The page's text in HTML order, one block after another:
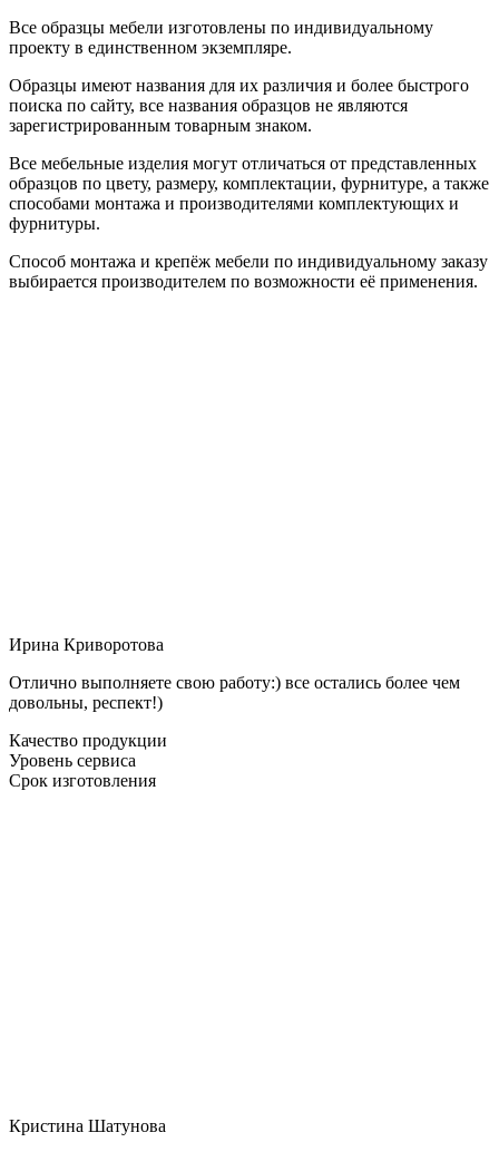
Все образцы мебели изготовлены по индивидуальному
проекту в единственном экземпляре.
Образцы имеют названия для их различия и более быстрого
поиска по сайту, все названия образцов не являются
зарегистрированным товарным знаком.
Все мебельные изделия могут отличаться от представленных
образцов по цвету, размеру, комплектации, фурнитуре, а также
способами монтажа и производителями комплектующих и
фурнитуры.
Способ монтажа и крепёж мебели по индивидуальному заказу
выбирается производителем по возможности её применения.
Ирина Криворотова
Отлично выполняете свою работу:) все остались более чем
довольны, респект!)
Качество продукции
Уровень сервиса
Срок изготовления
Кристина Шатунова